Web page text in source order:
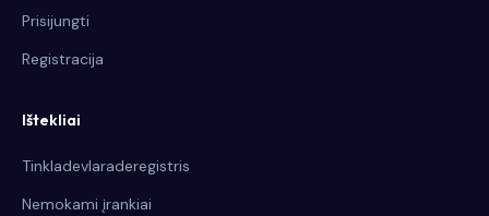
Prisijungti
Registracija
Ištekliai
Tinkladevlaraderegistris
Nemokami įrankiai